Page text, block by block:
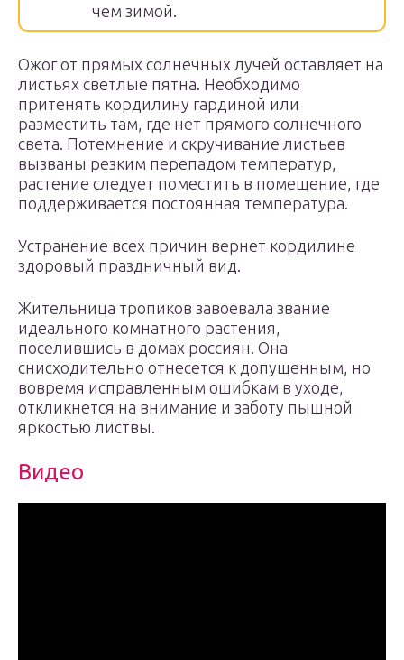
чем зимой.
Ожог от прямых солнечных лучей оставляет на
листьях светлые пятна. Необходимо
притенять кордилину гардиной или
разместить там, где нет прямого солнечного
света. Потемнение и скручивание листьев
вызваны резким перепадом температур,
растение следует поместить в помещение, где
поддерживается постоянная температура.
Устранение всех причин вернет кордилине
здоровый праздничный вид.
Жительница тропиков завоевала звание
идеального комнатного растения,
поселившись в домах россиян. Она
снисходительно отнесется к допущенным, но
вовремя исправленным ошибкам в уходе,
откликнется на внимание и заботу пышной
яркостью листвы.
Видео